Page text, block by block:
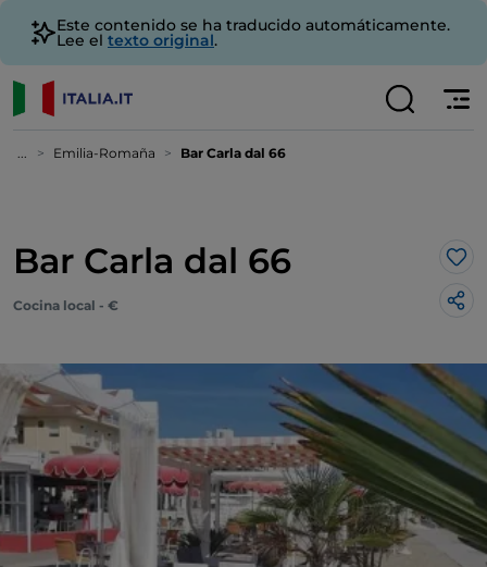
Este contenido se ha traducido automáticamente.
Lee el texto original.
... Emilia-Romaña Bar Carla dal 66
Bar Carla dal 66 Me
Cocina local - €